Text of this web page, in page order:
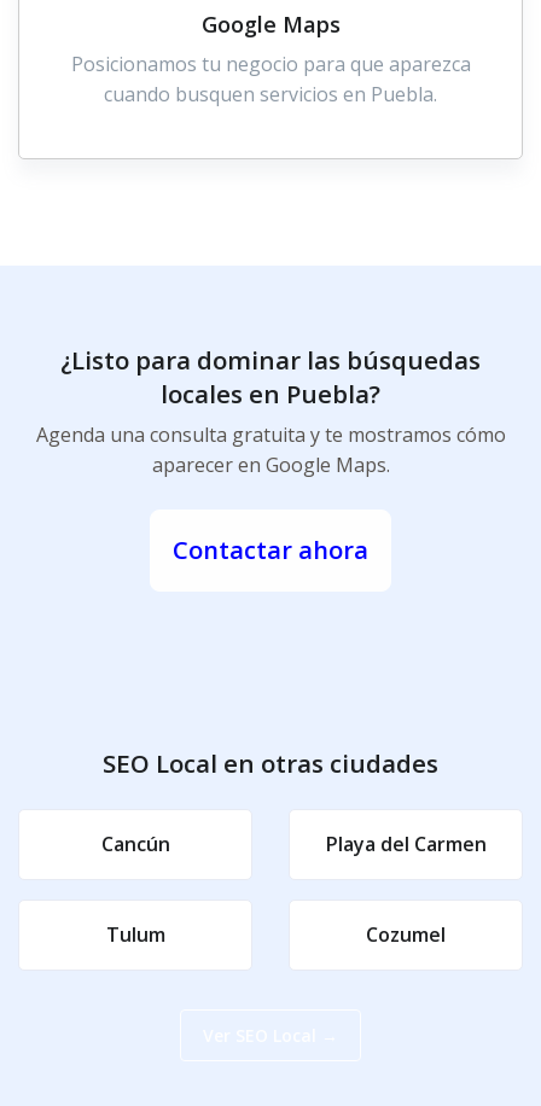
Google Maps
Posicionamos tu negocio para que aparezca
cuando busquen servicios en Puebla.
¿Listo para dominar las búsquedas
locales en Puebla?
Agenda una consulta gratuita y te mostramos cómo
aparecer en Google Maps.
Contactar ahora
SEO Local en otras ciudades
Cancún Playa del Carmen
Tulum Cozumel